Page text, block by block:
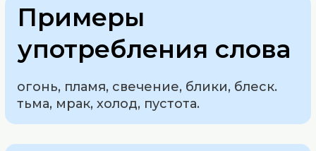
Примеры
употребления слова
огонь, пламя, свечение, блики, блеск.
тьма, мрак, холод, пустота.